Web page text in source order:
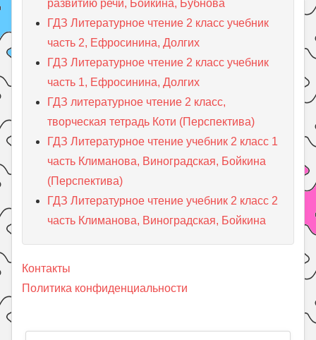
развитию речи, Бойкина, Бубнова
ГДЗ Литературное чтение 2 класс учебник
часть 2, Ефросинина, Долгих
ГДЗ Литературное чтение 2 класс учебник
часть 1, Ефросинина, Долгих
ГДЗ литературное чтение 2 класс,
творческая тетрадь Коти (Перспектива)
ГДЗ Литературное чтение учебник 2 класс 1
часть Климанова, Виноградская, Бойкина
(Перспектива)
ГДЗ Литературное чтение учебник 2 класс 2
часть Климанова, Виноградская, Бойкина
Контакты
Политика конфиденциальности